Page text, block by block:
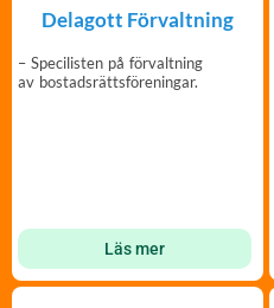
Delagott Förvaltning
– Specilisten på förvaltning
av bostadsrättsföreningar.
Läs mer